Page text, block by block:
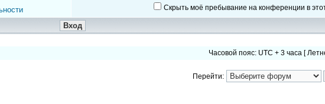
Скрыть моё пребывание на конференции в
Часовой пояс: UTC + 3 часа [
Перейти: